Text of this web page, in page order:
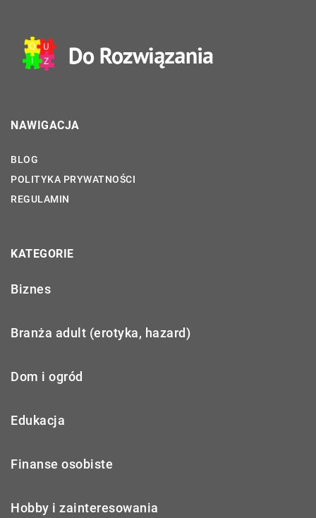
NAWIGACJA
BLOG
POLITYKA PRYWATNOŚCI
REGULAMIN
KATEGORIE
Biznes
Branża adult (erotyka, hazard)
Dom i ogród
Edukacja
Finanse osobiste
Hobby i zainteresowania